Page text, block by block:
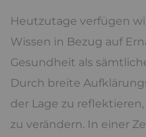
Heutzutage verfügen
Wissen in Bezug auf
Gesundheit als
Durch breite
der Lage zu
zu verändern. In einer